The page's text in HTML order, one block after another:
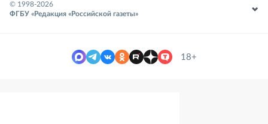
© 1998-2026
ФГБУ «Редакция «Российской газеты»
18+